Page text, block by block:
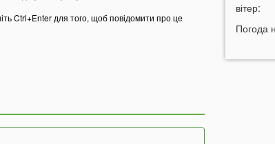
Ctrl+Enter для того, щоб повідомити про це
вітер:
Погода